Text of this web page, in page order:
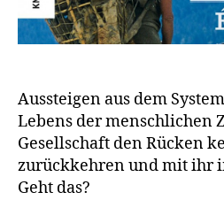
Aussteigen aus dem
Lebens der menschlichen
Gesellschaft den Rücken
zurückkehren und mit ihr
Geht das?